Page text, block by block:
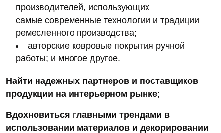
производителей, использующих
самые современные технологии и традиции
ремесленного производства;
авторские ковровые покрытия ручной
работы; и многое другое.
Найти надежных партнеров и поставщиков
продукции на интерьерном рынке;
Вдохновиться главными трендами в
использовании материалов и декорировании